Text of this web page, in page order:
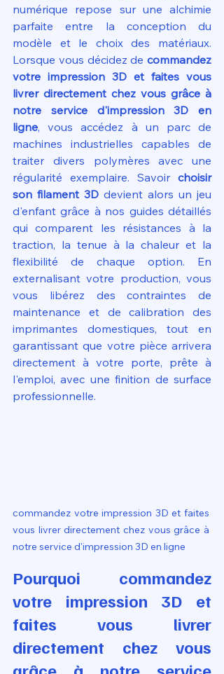
numérique repose sur une alchimie
parfaite entre la conception du
modèle et le choix des matériaux.
Lorsque vous décidez de commandez
votre impression 3D et faites vous
livrer directement chez vous grâce à
notre service d'impression 3D en
ligne, vous accédez à un parc de
machines industrielles capables de
traiter divers polymères avec une
régularité exemplaire. Savoir choisir
son filament 3D devient alors un jeu
d'enfant grâce à nos guides détaillés
qui comparent les résistances à la
traction, la tenue à la chaleur et la
flexibilité de chaque option. En
externalisant votre production, vous
vous libérez des contraintes de
maintenance et de calibration des
imprimantes domestiques, tout en
garantissant que votre pièce arrivera
directement à votre porte, prête à
l'emploi, avec une finition de surface
professionnelle.
commandez votre impression 3D et faites
vous livrer directement chez vous grâce à
notre service d'impression 3D en ligne
Pourquoi commandez
votre impression 3D et
faites vous livrer
directement chez vous